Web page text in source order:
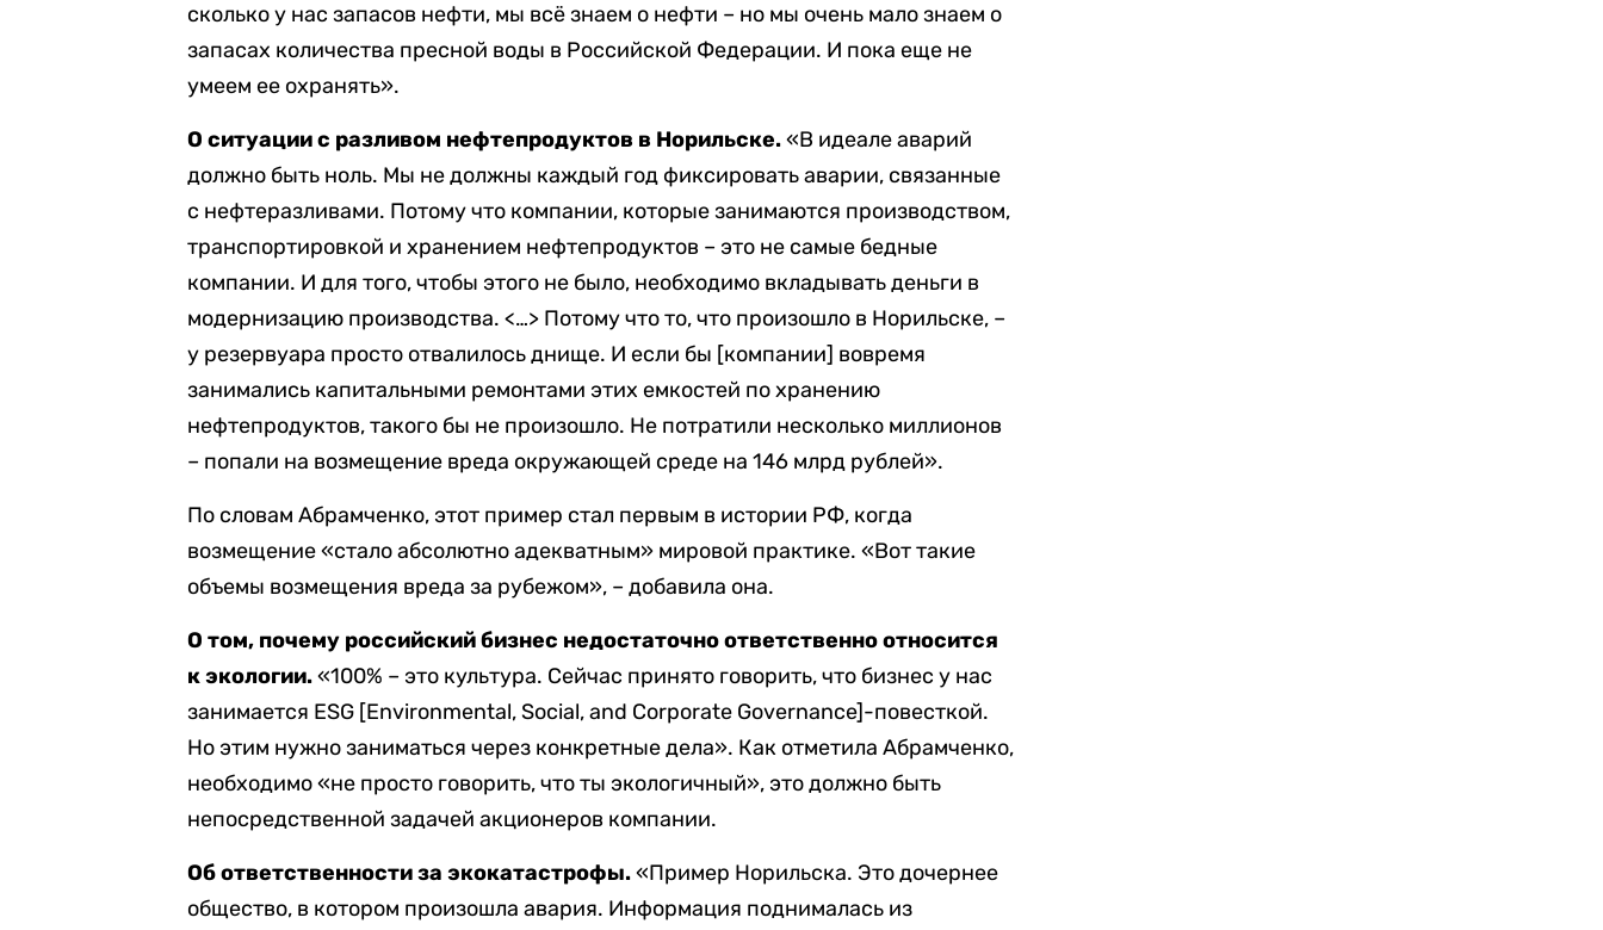
сколько у нас запасов нефти, мы всё знаем о нефти – но мы очень мало знаем о
запасах количества пресной воды в Российской Федерации. И пока еще не
умеем ее охранять».
О ситуации с разливом нефтепродуктов в Норильске.«В идеале аварий
должно быть ноль. Мы не должны каждый год фиксировать аварии, связанные
с нефтеразливами. Потому что компании, которые занимаются производством,
транспортировкой и хранением нефтепродуктов – это не самые бедные
компании. И для того, чтобы этого не было, необходимо вкладывать деньги в
модернизацию производства. <…> Потому что то, что произошло в Норильске, –
у резервуара просто отвалилось днище. И если бы [компании] вовремя
занимались капитальными ремонтами этих емкостей по хранению
нефтепродуктов, такого бы не произошло. Не потратили несколько миллионов
– попали на возмещение вреда окружающей среде на 146 млрд рублей».
По словам Абрамченко, этот пример стал первым в истории РФ, когда
возмещение «стало абсолютно адекватным» мировой практике. «Вот такие
объемы возмещения вреда за рубежом», – добавила она.
О том, почему российский бизнес недостаточно ответственно относится
к экологии.«100% – это культура. Сейчас принято говорить, что бизнес у нас
занимается ESG [Environmental, Social, and Corporate Governance]-повесткой.
Но этим нужно заниматься через конкретные дела». Как отметила Абрамченко,
необходимо «не просто говорить, что ты экологичный», это должно быть
непосредственной задачей акционеров компании.
Об ответственности за экокатастрофы.«Пример Норильска. Это дочернее
общество, в котором произошла авария. Информация поднималась из